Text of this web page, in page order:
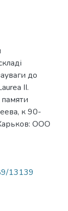
до
II.
к 90-
ООО
13139